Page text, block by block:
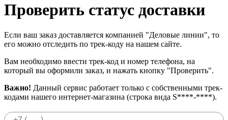
Проверить статус доставки
Если ваш заказ доставляется компанией "Деловые линии", то
его можно отследить по трек-коду на нашем сайте.
Вам необходимо ввести трек-код и номер телефона, на
который вы оформили заказ, и нажать кнопку "Проверить".
Важно! Данный сервис работает только с собственными трек-
кодами нашего интернет-магазина (строка вида S****-****).